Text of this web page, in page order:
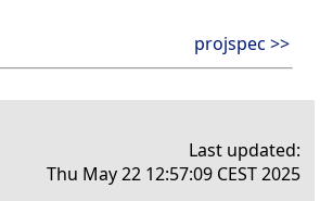
projspec >>
Last updated:
Thu May 22 12:57:09 CEST 2025